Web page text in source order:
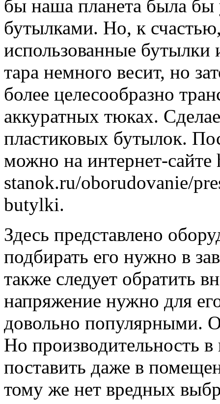
бы наша планета была бы
бутылками. Но, к
использованные бутылки
тара немного весит, но
более целесообразно
аккуратных тюках.
пластиковых бутылок.
можно на интернет-
stanok.ru/oborudovanie/
butylki.
Здесь представлено
подбирать его нужно в
также следует обратить
напряжение нужно для
довольно популярными.
Но производительность
поставить даже в
тому же нет вредных